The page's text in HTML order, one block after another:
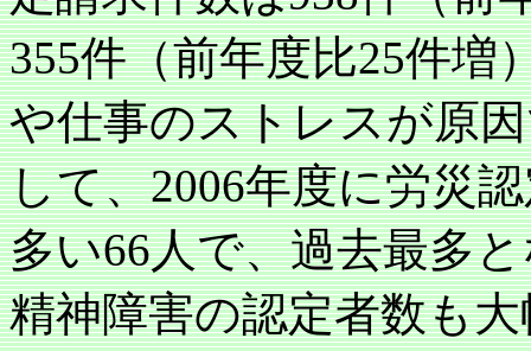
355件（前年度比25件増
や仕事のストレスが原
して、2006年度に労災
多い66人で、過去最多
精神障害の認定者数も